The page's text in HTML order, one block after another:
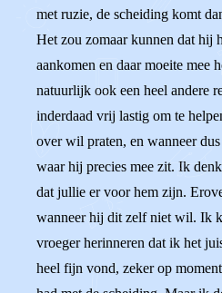
met ruzie, de scheiding komt
Het zou zomaar kunnen dat hij
aankomen en daar moeite mee
natuurlijk ook een heel andere
inderdaad vrij lastig om te
over wil praten, en wanneer
waar hij precies mee zit. Ik
dat jullie er voor hem zijn.
wanneer hij dit zelf niet wil. Ik
vroeger herinneren dat ik het
heel fijn vond, zeker op